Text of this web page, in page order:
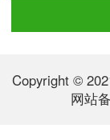
Copyright ©
网站